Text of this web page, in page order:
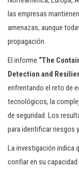
las empresas
amenazas, aunque
propagación.
El informe “The
Detection and
enfrentando el reto de
tecnológicos, la
de seguridad. Los
para identificar riesgos
La investigación indica
confiar en su